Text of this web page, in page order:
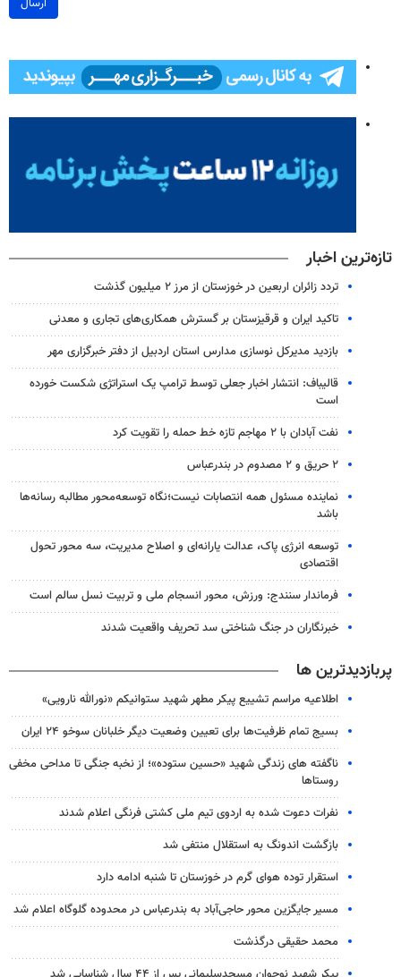
تازه‌ترین اخبار
تردد زائران اربعین در خوزستان از مرز ۲ میلیون گذشت
تاکید ایران و قرقیزستان بر گسترش همکاری‌های تجاری و معدنی
بازدید مدیرکل نوسازی مدارس استان اردبیل از دفتر خبرگزاری مهر
قالیباف: انتشار اخبار جعلی توسط ترامپ یک استراتژی شکست خورده
است
نفت آبادان با ۲ مهاجم تازه خط حمله را تقویت کرد
۲ حریق و ۲ مصدوم در بندرعباس
نماینده مسئول همه انتصابات نیست؛نگاه توسعه‌محور مطالبه رسانه‌ها
باشد
توسعه انرژی پاک، عدالت یارانه‌ای و اصلاح مدیریت، سه محور تحول
اقتصادی
فرماندار سنندج: ورزش، محور انسجام ملی و تربیت نسل سالم است
خبرنگاران در جنگ شناختی سد تحریف واقعیت شدند
پربازدیدترین ها
اطلاعیه مراسم تشییع پیکر مطهر شهید ستوانیکم «نورالله نارویی»
بسیج تمام ظرفیت‌ها برای تعیین وضعیت دیگر خلبانان سوخو ۲۴ ایران
ناگفته های زندگی شهید «حسین ستوده»؛ از نخبه جنگی تا مداحی مخفی
روستاها
نفرات دعوت شده به اردوی تیم ملی کشتی فرنگی اعلام شدند
بازگشت اندونگ به استقلال منتفی شد
استقرار توده هوای گرم در خوزستان تا شنبه ادامه دارد
مسیر جایگزین محور حاجی‌آباد به بندرعباس در محدوده گلوگاه اعلام شد
محمد حقیقی درگذشت